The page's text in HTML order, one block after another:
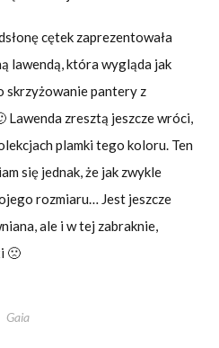
cętek zaprezentowała
lawendą, która wygląda jak
skrzyżowanie pantery z
Lawenda zresztą jeszcze wróci,
plamki tego koloru. Ten
się jednak, że jak zwykle
rozmiaru… Jest jeszcze
ale i w tej zabraknie,
🙁
Gaia